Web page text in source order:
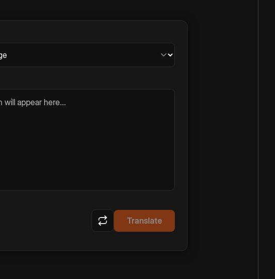
will appear here...
Translate